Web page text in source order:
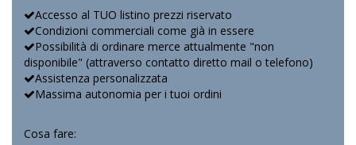
Accesso al TUO listino prezzi riservato
Condizioni commerciali come già in essere
Possibilità di ordinare merce attualmente "non
disponibile" (attraverso contatto diretto mail o telefono)
Assistenza personalizzata
Massima autonomia per i tuoi ordini
Cosa fare: